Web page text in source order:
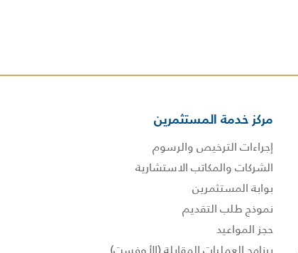
مركز خدمة المستثمرين
إجراءات الترخيص والرسوم
الشركات والمكاتب الاستشارية
بوابة المستثمرين
نموذج طلب التقديم
حجز المواعيد